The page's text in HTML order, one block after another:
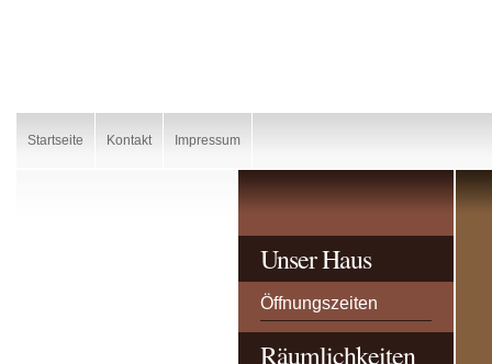
Startseite Kontakt Impressum
Unser Haus
Öffnungszeiten
Räumlichkeiten